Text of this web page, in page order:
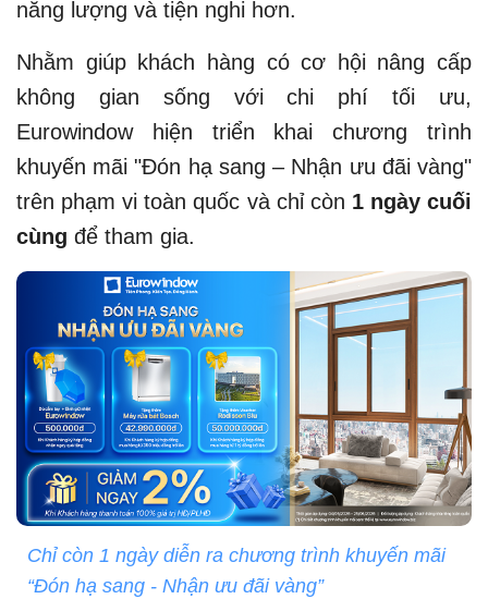
năng lượng và tiện nghi hơn.
Nhằm giúp khách hàng có cơ hội nâng cấp
không gian sống với chi phí tối ưu,
Eurowindow hiện triển khai chương trình
khuyến mãi "Đón hạ sang – Nhận ưu đãi vàng"
trên phạm vi toàn quốc và chỉ còn 1 ngày cuối
cùng để tham gia.
Chỉ còn 1 ngày diễn ra chương trình khuyến mãi
“Đón hạ sang - Nhận ưu đãi vàng”